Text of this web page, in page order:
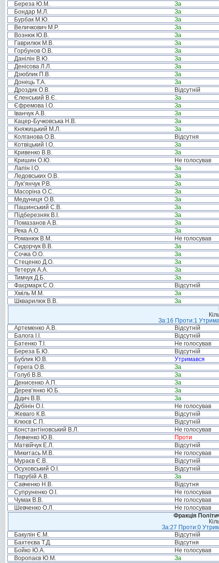
Береза Ю.М.
За
Бондар М.Л.
За
Бурбак М.Ю.
За
Величкович М.Р.
За
Вознюк Ю.В.
За
Гаврилюк М.В.
За
Горбунов О.В.
За
Данілін В.Ю.
За
Денісова Л.Л.
За
Дзюблик П.В.
За
Донець Т.А.
За
Дроздик О.В.
Відсутній
Єленський В.Є.
За
Єфремова І.О.
За
Іванчук А.В.
За
Кацер-Бучковська Н.В.
За
Княжицький М.Л.
За
Колганова О.В.
Відсутня
Котвіцький І.О.
За
Кривенко В.В.
За
Кришин О.Ю.
Не голосував
Лапін І.О.
За
Ледовських О.В.
За
Лук’янчук Р.В.
За
Масоріна О.С.
За
Медуниця О.В.
За
Пашинський С.В.
За
Підберезняк В.І.
За
Помазанов А.В.
За
Река А.О.
За
Романюк В.М.
Не голосував
Сидорчук В.В.
За
Сочка О.О.
За
Стеценко Д.О.
За
Тетерук А.А.
За
Тимчук Д.Б.
За
Фаєрмарк С.О.
Відсутній
Хміль М.М.
За
Шкварилюк В.В.
За
За:16 Проти:1
Артеменко А.В.
Відсутній
Балога І.І.
Відсутній
Батенко Т.І.
Не голосував
Береза Б.Ю.
Відсутній
Бублик Ю.В.
Утримався
Герега О.В.
За
Голуб В.В.
За
Денисенко А.П.
За
Дерев’янко Ю.Б.
За
Дідич В.В.
За
Дубінін О.І.
Не голосував
Жеваго К.В.
Відсутній
Клюєв С.П.
Відсутній
Константіновський В.Л.
Не голосував
Левченко Ю.В.
Проти
Матвійчук Е.Л.
Відсутній
Микитась М.В.
Не голосував
Мураєв Є.В.
Відсутній
Осуховський О.І.
Відсутній
Парубій А.В.
За
Савченко Н.В.
Відсутня
Супруненко О.І.
Не голосував
Чумак В.В.
Не голосував
Шевченко О.Л.
Не голосував
Фракція
За:27 Проти:0
Бакулін Є.М.
Відсутній
Бахтеєва Т.Д.
Відсутня
Бойко Ю.А.
Не голосував
Воропаєв Ю.М.
За